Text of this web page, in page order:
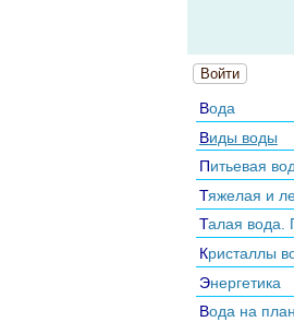
Войти
Вода
Виды воды
Питьевая
Тяжелая и
Талая
Кристаллы
Энергетика
Вода на